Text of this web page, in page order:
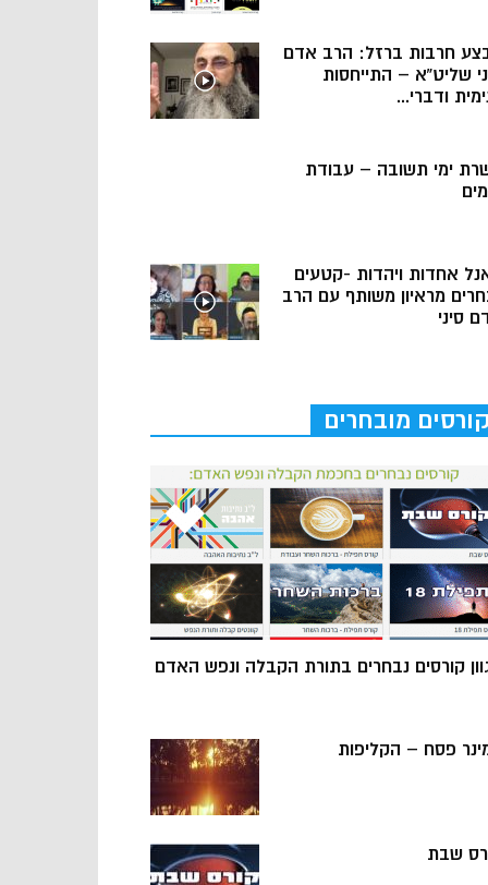
חרבות ברזל: הרב אדם
שליט”א – התייחסות
ודברי...
ימי תשובה – עבודת
אחדות ויהדות -קטעים
מראיון משותף עם הרב
סיני
קורסים מובחרים
קורסים נבחרים בתורת הקבלה ונפש האדם
פסח – הקליפות
שבת